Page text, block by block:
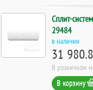
Сплит-
29484
в наличии
31
В розничном
В корзину